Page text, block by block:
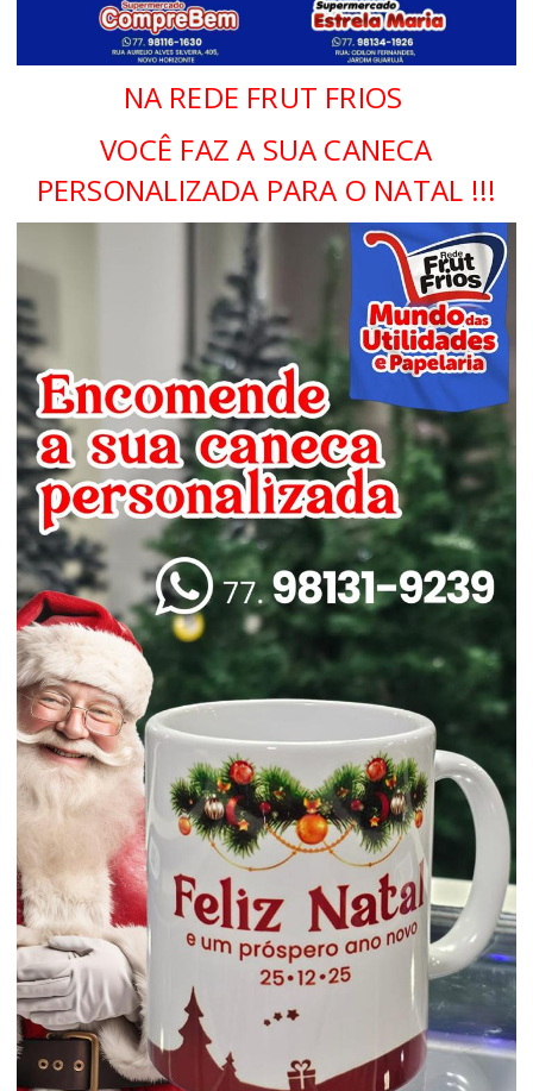
NA REDE FRUT FRIOS
VOCÊ FAZ A SUA CANECA
PERSONALIZADA PARA O NATAL !!!